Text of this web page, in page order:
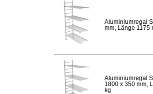
Aluminiumregal
mm, Länge 1175
Aluminiumregal
1800 x 350 mm,
kg